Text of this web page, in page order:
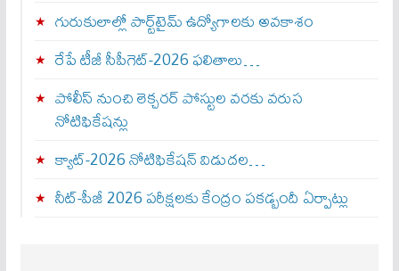
గురుకులాల్లో పార్ట్‌టైమ్ ఉద్యోగాలకు అవకాశం
రేపే టీజీ సీపీగెట్‌-2026 ఫలితాలు…
పోలీస్ నుంచి లెక్చరర్ పోస్టుల వరకు వరుస
నోటిఫికేషన్లు
క్యాట్-2026 నోటిఫికేషన్ విడుదల…
నీట్-పీజీ 2026 పరీక్షలకు కేంద్రం పకడ్బందీ ఏర్పాట్లు